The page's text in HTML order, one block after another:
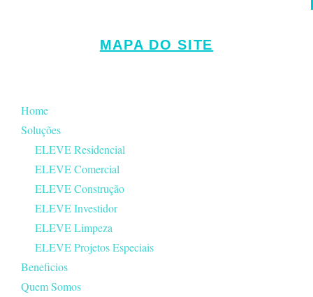
MAPA DO SITE
Home
Soluções
ELEVE Residencial
ELEVE Comercial
ELEVE Construção
ELEVE Investidor
ELEVE Limpeza
ELEVE Projetos Especiais
Beneficios
Quem Somos